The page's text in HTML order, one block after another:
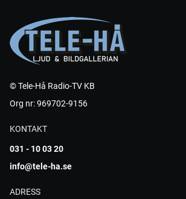
© Tele-Hå Radio-TV KB
Org nr: 969702-9156
KONTAKT
031 - 10 03 20
info@tele-ha.se
ADRESS